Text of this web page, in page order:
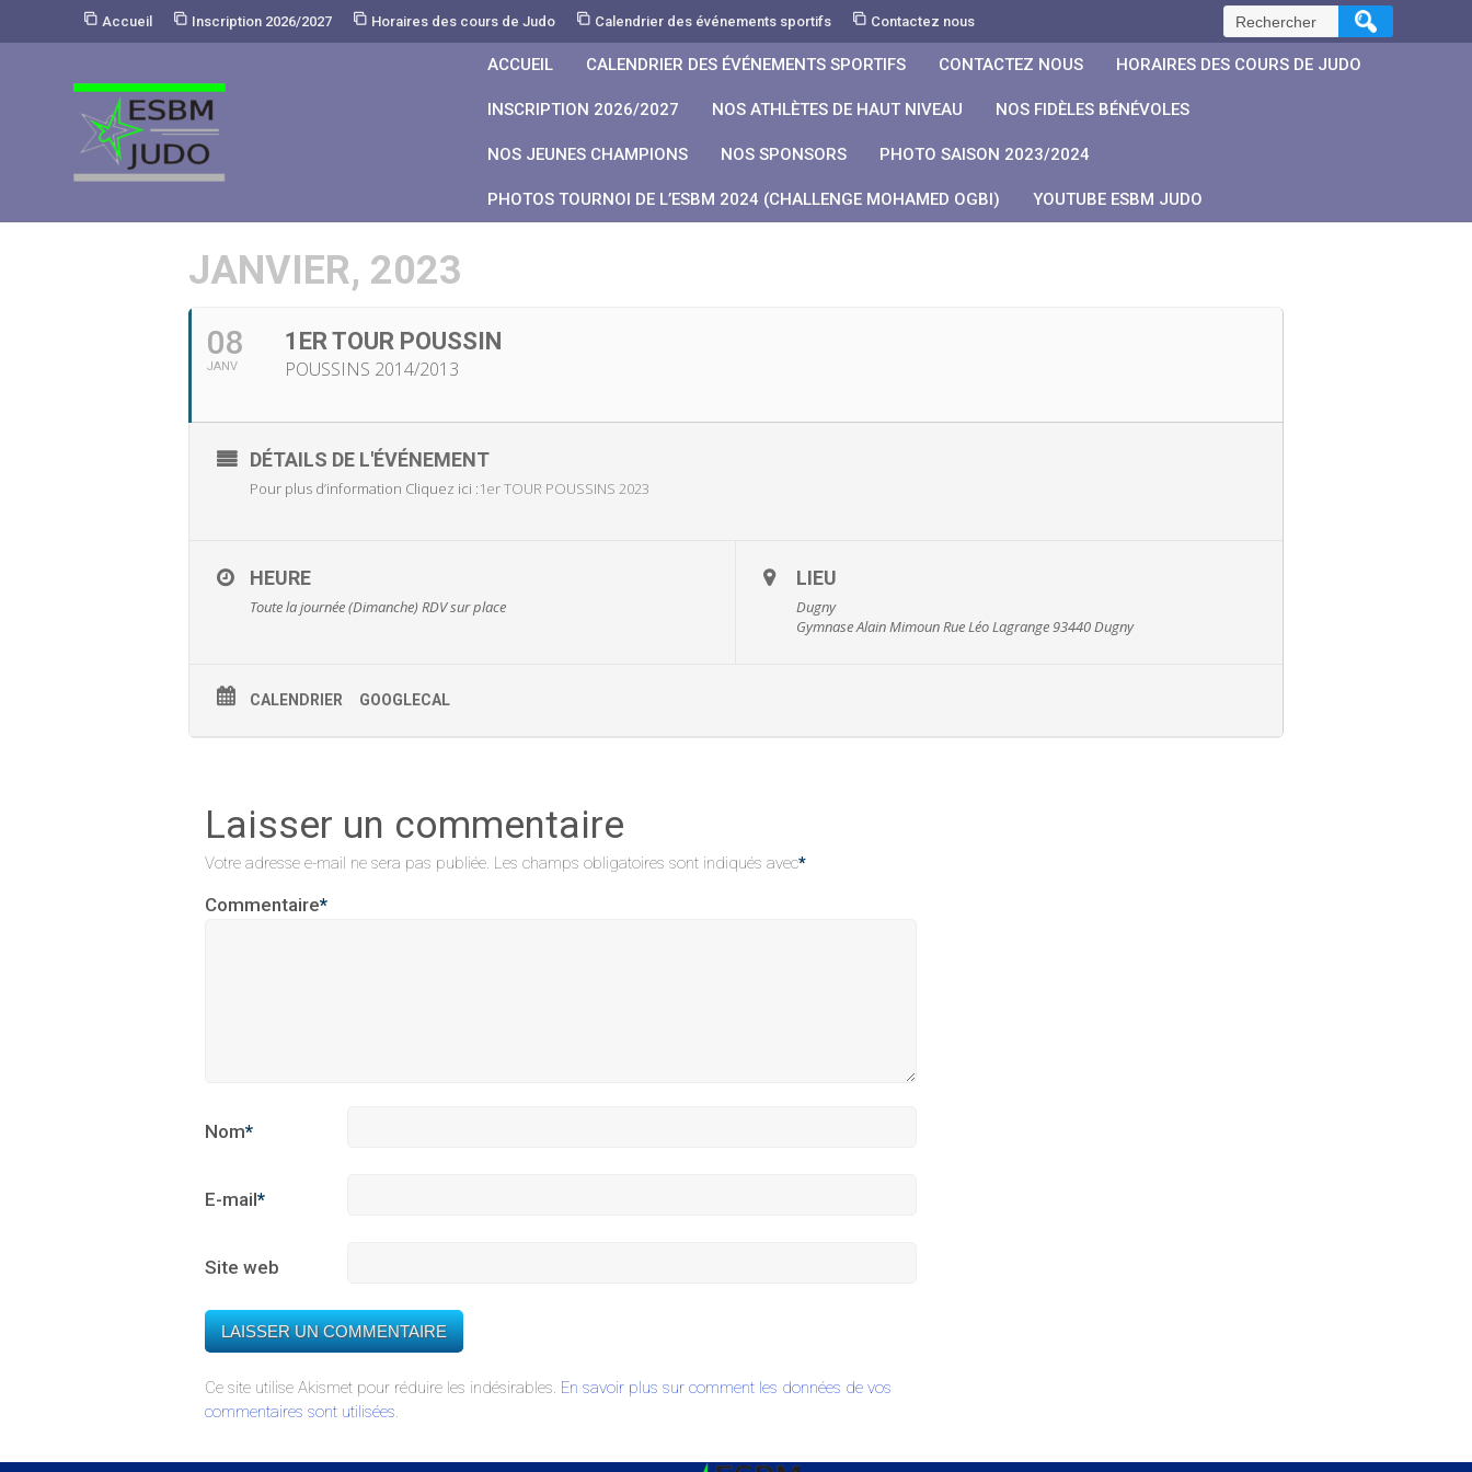
Accueil Inscription 2026/2027 Horaires des cours de Judo Calendrier des événements sportifs Contactez nous Rechercher :
ACCUEIL CALENDRIER DES ÉVÉNEMENTS SPORTIFS CONTACTEZ NOUS HORAIRES DES COURS DE JUDO
INSCRIPTION 2026/2027 NOS ATHLÈTES DE HAUT NIVEAU NOS FIDÈLES BÉNÉVOLES
NOS JEUNES CHAMPIONS NOS SPONSORS PHOTO SAISON 2023/2024
PHOTOS TOURNOI DE L’ESBM 2024 (CHALLENGE MOHAMED OGBI) YOUTUBE ESBM JUDO
JANVIER, 2023
08
JANV
1ER TOUR POUSSIN
POUSSINS 2014/2013
DÉTAILS DE L'ÉVÉNEMENT
Pour plus d’information Cliquez ici :1er TOUR POUSSINS 2023
HEURE
Toute la journée (Dimanche)RDV sur place
LIEU
Dugny
Gymnase Alain Mimoun Rue Léo Lagrange 93440 Dugny
CALENDRIER GOOGLECAL
Laisser un commentaire
Votre adresse e-mail ne sera pas publiée. Les champs obligatoires sont indiqués avec*
Commentaire*
Nom*
E-mail*
Site web
Ce site utilise Akismet pour réduire les indésirables. En savoir plus sur comment les données de vos
commentaires sont utilisées.